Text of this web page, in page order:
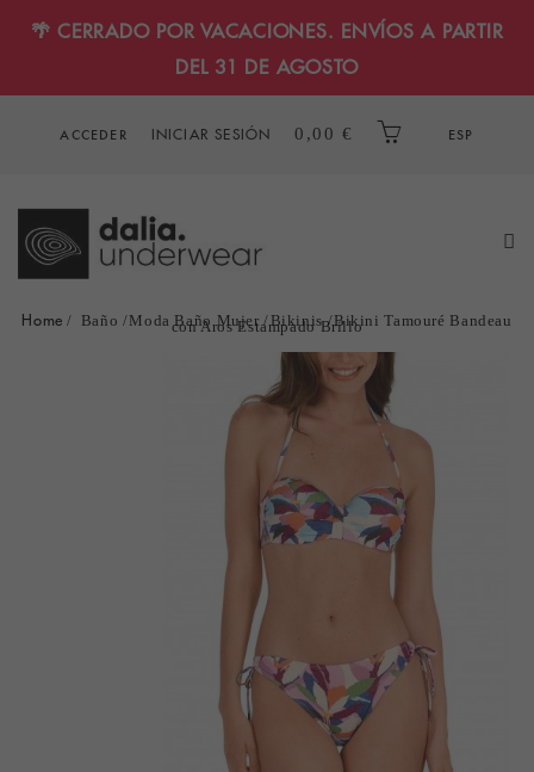
🌴 CERRADO POR VACACIONES. ENVÍOS A PARTIR
DEL 31 DE AGOSTO
ACCEDER INICIAR SESIÓN 0,00 € ESP
Home Baño Moda Baño Mujer Bikinis Bikini Tamouré Bandeau
con Aros Estampado Brillo